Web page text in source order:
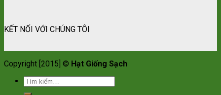
KẾT NỐI VỚI CHÚNG TÔI
Copyright [2015] © Hạt Giống Sạch
Tìm
kiếm: